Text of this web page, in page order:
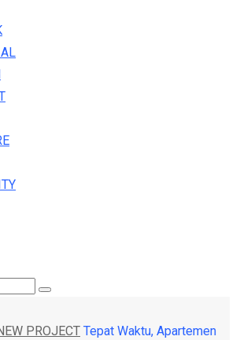
PROJECT Tepat Waktu, Apartemen